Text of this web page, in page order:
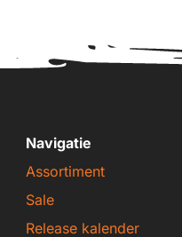
Navigatie
Assortiment
Sale
Release kalender